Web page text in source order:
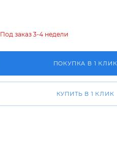
Под заказ 3-4 недели
ПОКУПКА В 1 КЛИК
КУПИТЬ В 1 КЛИК